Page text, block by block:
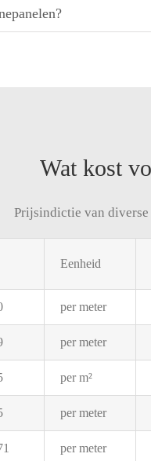
Wat kost
Prijsindictie van diverse
Eenheid
permeter
permeter
perm²
permeter
permeter